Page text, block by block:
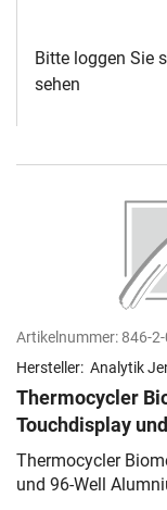
Bitte loggen Sie
sehen
Artikelnummer: 846-
Hersteller: Analytik
Thermocycler
Touchdisplay
für 96 x 0,2ml
Thermocycler
und 96-Well